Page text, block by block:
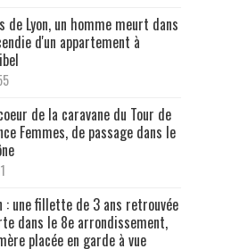
de Lyon, un homme meurt dans
d'un appartement à
de la caravane du Tour de
Femmes, de passage dans le
: une fillette de 3 ans retrouvée
dans le 8e arrondissement,
placée en garde à vue